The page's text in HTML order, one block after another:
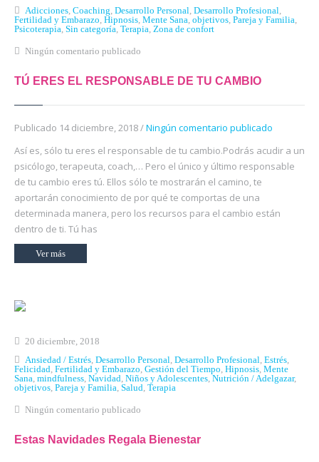
Adicciones Coaching Desarrollo Personal Desarrollo Profesional
Fertilidad y Embarazo Hipnosis Mente Sana objetivos Pareja y Familia
Psicoterapia Sin categoría Terapia Zona de confort
Ningún comentario publicado
TÚ ERES EL RESPONSABLE DE TU CAMBIO
Publicado 14 diciembre, 2018 /Ningún comentario publicado
Así es, sólo tu eres el responsable de tu cambio.Podrás acudir a un
psicólogo, terapeuta, coach,… Pero el único y último responsable
de tu cambio eres tú. Ellos sólo te mostrarán el camino, te
aportarán conocimiento de por qué te comportas de una
determinada manera, pero los recursos para el cambio están
dentro de ti. Tú has
Ver más
20 diciembre, 2018
Ansiedad / Estrés Desarrollo Personal Desarrollo Profesional Estrés
Felicidad Fertilidad y Embarazo Gestión del Tiempo Hipnosis Mente
Sana mindfulness Navidad Niños y Adolescentes ,Nutrición / Adelgazar,
objetivos Pareja y Familia Salud Terapia
Ningún comentario publicado
Estas Navidades Regala Bienestar